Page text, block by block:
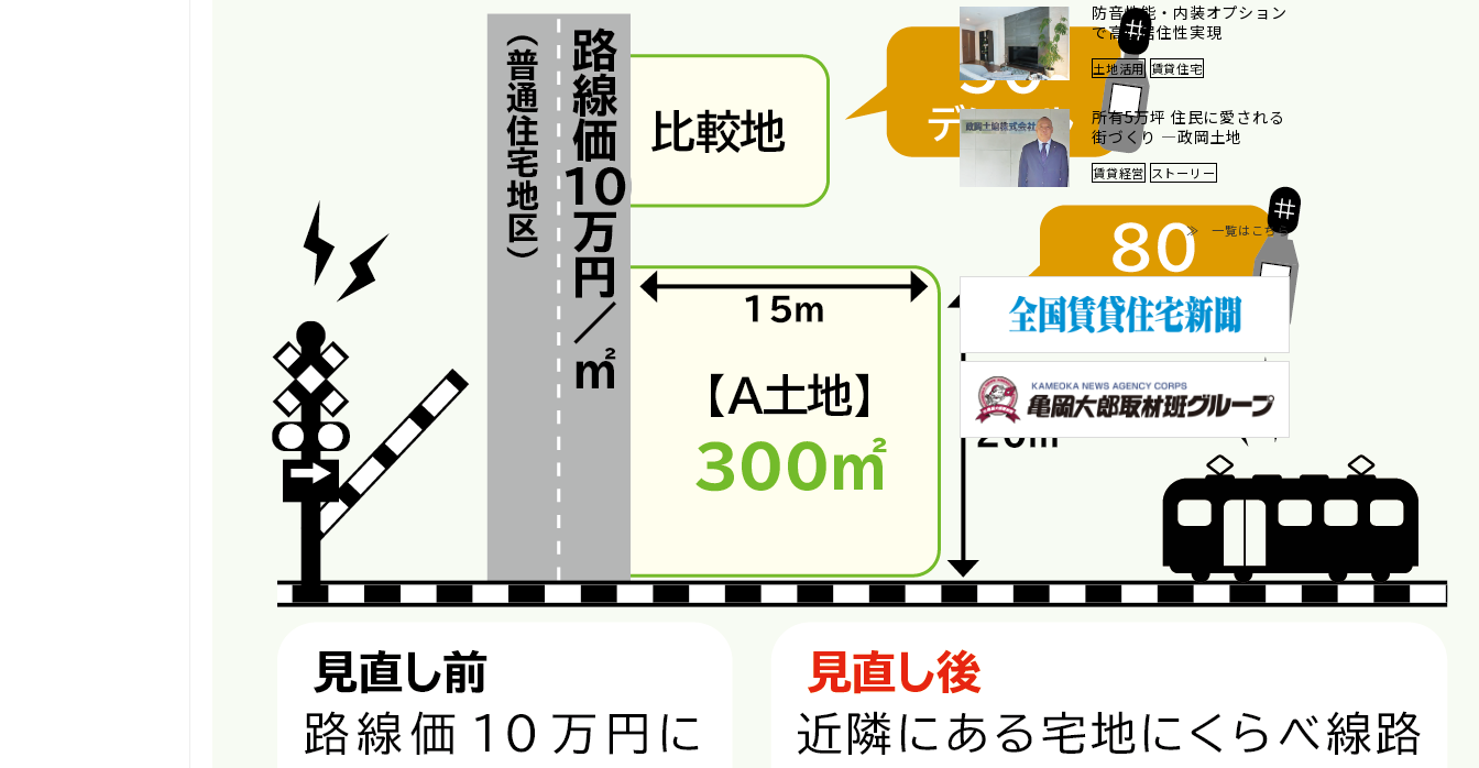
防音性能・内装オプション
で高い居住性実現
土地活用 賃貸住宅
所有5万坪 住民に愛される
街づくり ―政岡土地
賃貸経営 ストーリー
≫ 一覧はこちら